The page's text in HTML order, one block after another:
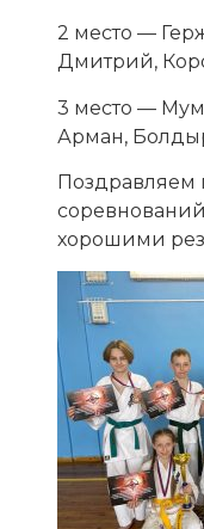
2 место —
Дмитрий,
3 место —
Арман,
Поздравляем
хорошими